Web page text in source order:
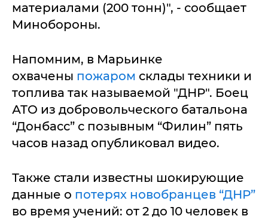
материалами (200 тонн)", - сообщает
Минобороны.
Напомним, в Марьинке
охвачены пожаром склады техники и
топлива так называемой "ДНР". Боец
АТО из добровольческого батальона
“Донбасс” с позывным “Филин” пять
часов назад опубликовал видео.
Также стали известны шокирующие
данные о потерях новобранцев “ДНР”
во время учений: от 2 до 10 человек в